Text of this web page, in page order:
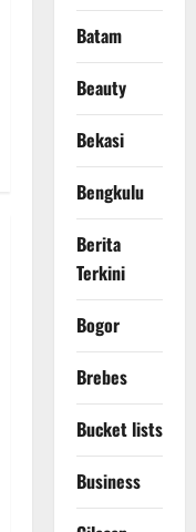
Batam
Beauty
Bekasi
Bengkulu
Berita
Terkini
Bogor
Brebes
Bucket lists
Business